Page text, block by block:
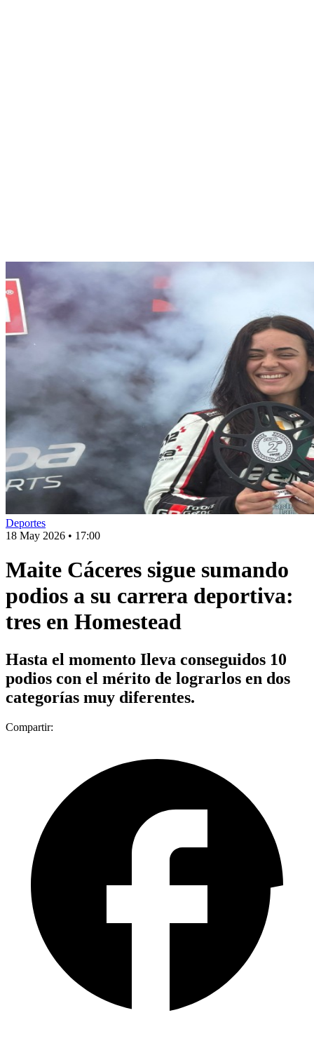
Deportes
18 May 2026 • 17:00
Maite Cáceres sigue sumando
podios a su carrera deportiva:
tres en Homestead
Hasta el momento Ileva conseguidos 10
podios con el mérito de lograrlos en dos
categorías muy diferentes.
Compartir: